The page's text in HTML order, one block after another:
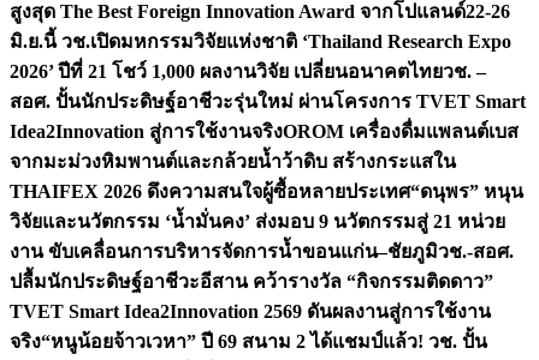
สูงสุด The Best Foreign Innovation Award จากโปแลนด์22-26
มิ.ย.นี้ วช.เปิดมหกรรมวิจัยแห่งชาติ ‘Thailand Research Expo
2026’ ปีที่ 21 โชว์ 1,000 ผลงานวิจัย เปลี่ยนอนาคตไทยวช. –
สอศ. ปั้นนักประดิษฐ์อาชีวะรุ่นใหม่ ผ่านโครงการ TVET Smart
Idea2Innovation สู่การใช้งานจริงOROM เครื่องดื่มแพลนต์เบส
จากมะม่วงหิมพานต์และกล้วยน้ำว้าดิบ สร้างกระแสใน
THAIFEX 2026 ดึงความสนใจผู้ซื้อหลายประเทศ“ดนุพร” หนุน
วิจัยและนวัตกรรม ‘น้ำมั่นคง’ ส่งมอบ 9 นวัตกรรมสู่ 21 หน่วย
งาน ขับเคลื่อนการบริหารจัดการน้ำขอนแก่น–ชัยภูมิวช.-สอศ.
ปลื้มนักประดิษฐ์อาชีวะอีสาน คว้ารางวัล “กิจกรรมติดดาว”
TVET Smart Idea2Innovation 2569 ดันผลงานสู่การใช้งาน
จริง“หนูน้อยจ้าวเวหา” ปี 69 สนาม 2 ได้แชมป์แล้ว! วช. ปั้น